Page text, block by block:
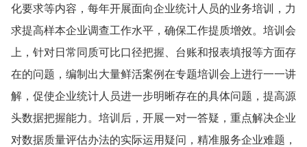
化要求等内容，每年开展面向企业统计人员的业务培训，力
求提高样本企业调查工作水平，确保工作提质增效。培训会
上，针对日常同质可比口径把握、台账和报表填报等方面存
在的问题，编制出大量鲜活案例在专题培训会上进行一一讲
解，促使企业统计人员进一步明晰存在的具体问题，提高源
头数据把握能力。培训后，开展一对一答疑，重点解决企业
对数据质量评估办法的实际运用疑问，精准服务企业难题，